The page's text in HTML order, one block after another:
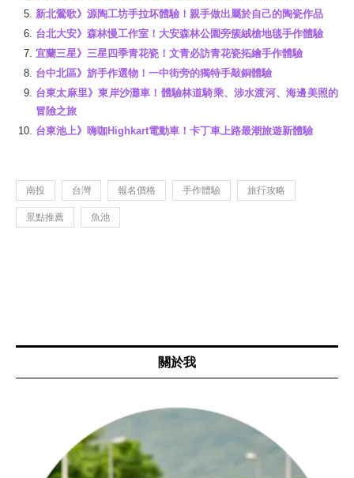
新北鶯歌》源陶工坊手拉坏體驗！親手做出屬於自己的陶瓷作品
台北大安》森林慢工作室！大安森林公園旁簇絨槍地毯手作體驗
宜蘭三星》三星四季青花瓷！文青必訪青花瓷拓繪手作體驗
台中北區》旂手作選物！一中街旁的獨特手敲銅體驗
台東太麻里》東岸沙灘車！體驗林道騎乘、涉水渡河、海邊美照的
冒險之旅
台東池上》嗨咖Highkart電動車！卡丁車上路最潮旅遊新體驗
南投 台灣 報名價格 手作體驗 旅行攻略
景點推薦 魚池
關於我